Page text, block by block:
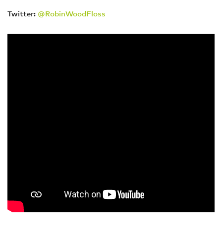
Twitter: @RobinWoodFloss